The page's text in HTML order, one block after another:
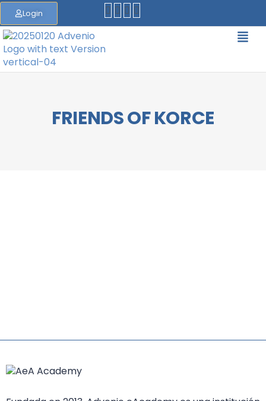
Login
FRIENDS OF KORCE